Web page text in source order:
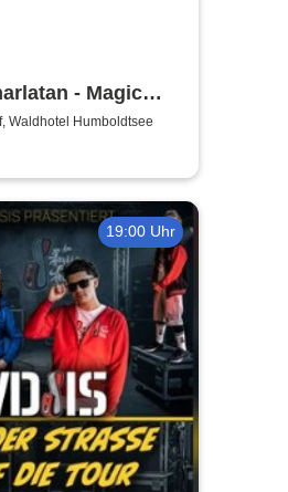
- Magic
Waldhotel Humboldtsee
19:00 Uhr